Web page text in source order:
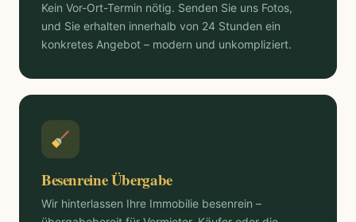
Kein Vor-Ort-Termin nötig. Senden Sie uns Fotos,
und Sie erhalten innerhalb von 24 Stunden ein
konkretes Angebot – modern und unkompliziert.
Besenreine Übergabe
Wir hinterlassen Ihre Immobilie besenrein –